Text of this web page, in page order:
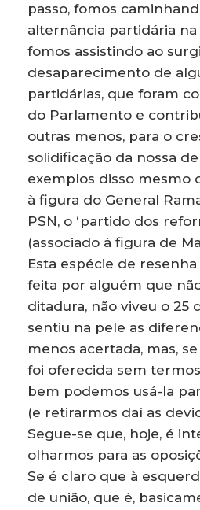
passo, fomos
alternância partidária na
fomos assistindo ao
desaparecimento de
partidárias, que foram
do Parlamento e
outras menos, para o
solidificação da nossa
exemplos disso mesmo
à figura do General
PSN, o ʻpartido dos
(associado à figura de
Esta espécie de
feita por alguém que
ditadura, não viveu o 25
sentiu na pele as
menos acertada, mas,
foi oferecida sem
bem podemos usá-la
(e retirarmos daí as
Segue-se que, hoje, é
olharmos para as
Se é claro que à
de união, que é,